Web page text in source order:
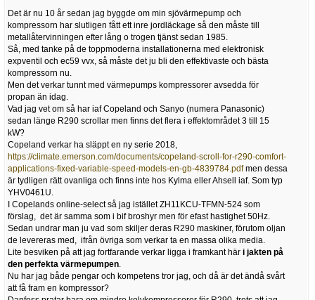
Det är nu 10 år sedan jag byggde om min sjövärmepump och
kompressorn har slutligen fått ett inre jordläckage så den måste till
metallåtervinningen efter lång o trogen tjänst sedan 1985.
Så, med tanke på de toppmoderna installationerna med elektronisk
expventil och ec59 vvx, så måste det ju bli den effektivaste och bästa
kompressorn nu.
Men det verkar tunnt med värmepumps kompressorer avsedda för
propan än idag.
Vad jag vet om så har iaf Copeland och Sanyo (numera Panasonic)
sedan länge R290 scrollar men finns det flera i effektområdet 3 till 15
kW?
Copeland verkar ha släppt en ny serie 2018,
https://climate.emerson.com/documents/copeland-scroll-for-r290-comfort-
applications-fixed-variable-speed-models-en-gb-4839784.pdfmen dessa
är tydligen rätt ovanliga och finns inte hos Kylma eller Ahsell iaf. Som typ
YHV0461U.
I Copelands online-select så jag istället ZH11KCU-TFMN-524 som
förslag, det är samma som i bif broshyr men för efast hastighet 50Hz.
Sedan undrar man ju vad som skiljer deras R290 maskiner, förutom oljan
de levereras med, ifrån övriga som verkar ta en massa olika media.
Lite besviken på att jag fortfarande verkar ligga i framkant här i jakten på
den perfekta värmepumpen.
Nu har jag både pengar och kompetens tror jag, och då är det ändå svårt
att få fram en kompressor?